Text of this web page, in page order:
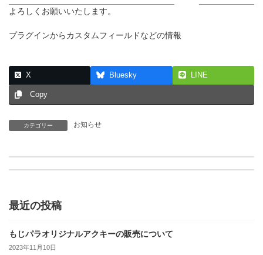
よろしくお願いいたします。
プラグインからカスタムフィールドなどの情報
X Bluesky LINE
Copy
カテゴリー お知らせ
Japan Expo 2015 出展のお知らせ
最近の投稿
もじパラオリジナルアクキーの販売について
2023年11月10日